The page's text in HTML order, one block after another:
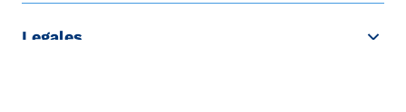
Legales